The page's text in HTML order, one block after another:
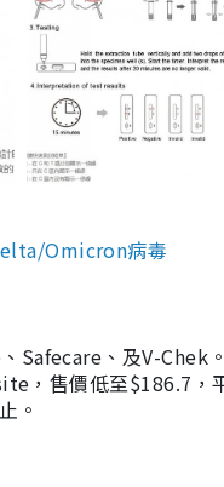
Omicron病毒
Safecare、及V-Chek
，售價低至$186.7，
。